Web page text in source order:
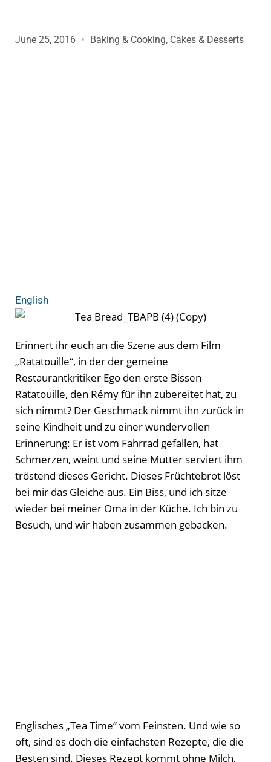
June 25, 2016 Baking & Cooking, Cakes & Desserts
English
Erinnert ihr euch an die Szene aus dem Film
„Ratatouille“, in der der gemeine
Restaurantkritiker Ego den erste Bissen
Ratatouille, den Rémy für ihn zubereitet hat, zu
sich nimmt? Der Geschmack nimmt ihn zurück in
seine Kindheit und zu einer wundervollen
Erinnerung: Er ist vom Fahrrad gefallen, hat
Schmerzen, weint und seine Mutter serviert ihm
tröstend dieses Gericht. Dieses Früchtebrot löst
bei mir das Gleiche aus. Ein Biss, und ich sitze
wieder bei meiner Oma in der Küche. Ich bin zu
Besuch, und wir haben zusammen gebacken.
Englisches „Tea Time“ vom Feinsten. Und wie so
oft, sind es doch die einfachsten Rezepte, die die
Besten sind. Dieses Rezept kommt ohne Milch,